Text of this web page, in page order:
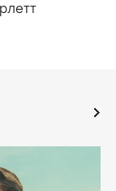
icon